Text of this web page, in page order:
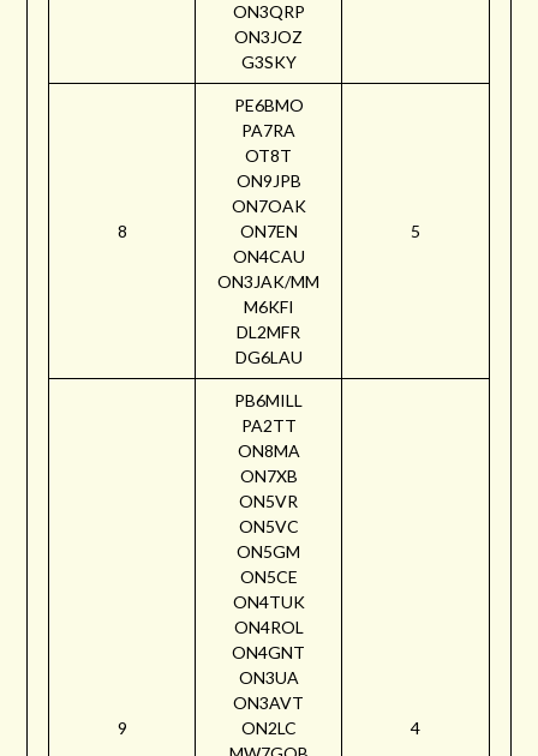
ON3QRP
ON3JOZ
G3SKY
8
PE6BMO
PA7RA
OT8T
ON9JPB
ON7OAK
ON7EN
ON4CAU
ON3JAK/MM
M6KFI
DL2MFR
DG6LAU
5
9
PB6MILL
PA2TT
ON8MA
ON7XB
ON5VR
ON5VC
ON5GM
ON5CE
ON4TUK
ON4ROL
ON4GNT
ON3UA
ON3AVT
ON2LC
4